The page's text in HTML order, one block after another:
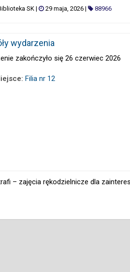
SK| 29 maja, 2026| 88966
wydarzenia
zakończyło się 26 czerwiec 2026
Filia nr 12
– zajęcia rękodzielnicze dla